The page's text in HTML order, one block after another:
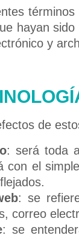
hayan
y
de
: será toda
con el
: se
correo
: se